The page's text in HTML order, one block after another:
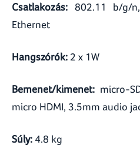
Csatlakozás: 802.11 b/g/
Ethernet
Hangszórók: 2 x 1W
Bemenet/kimenet: micro-
micro HDMI, 3.5mm audio
Súly: 4.8 kg